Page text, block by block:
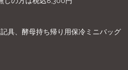
具、酵母持ち帰り用保冷ミニバッグ